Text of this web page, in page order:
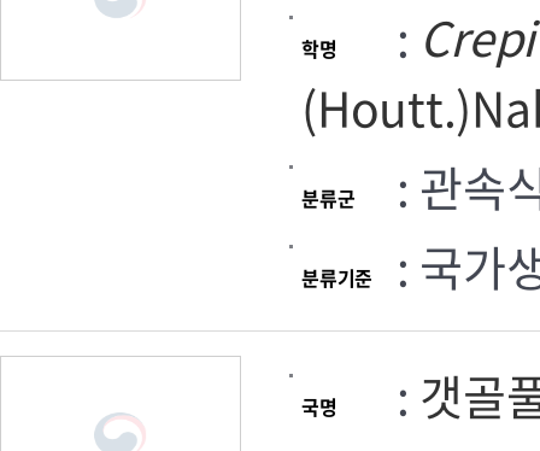
학명 :
분류군 : 관속
분류기준 : 국가
국명 : 갯골